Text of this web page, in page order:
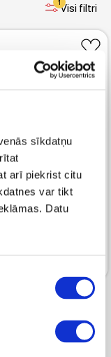
sīkdatņu
arī piekrist citu
var tikt
Datu
1Visi filtri
155.99